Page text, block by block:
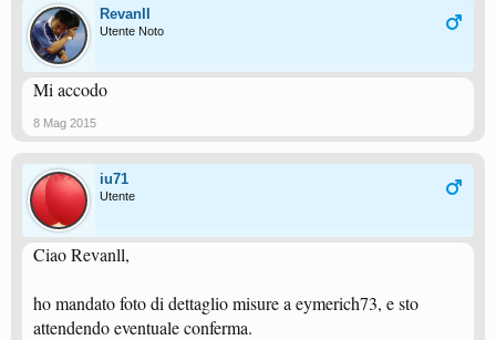
RevanII
Utente Noto
Mi accodo
8 Mag 2015
iu71
Utente
Ciao Revanll,
ho mandato foto di dettaglio misure a eymerich73, e sto
attendendo eventuale conferma.